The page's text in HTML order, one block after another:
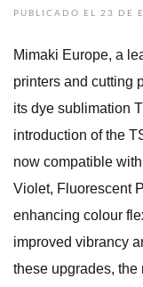
PUBLICADO EL 23 DE
Mimaki Europe, a
printers and cutting
its dye sublimation
introduction of the
now compatible
Violet, Fluorescent
enhancing colour
improved vibrancy
these upgrades,